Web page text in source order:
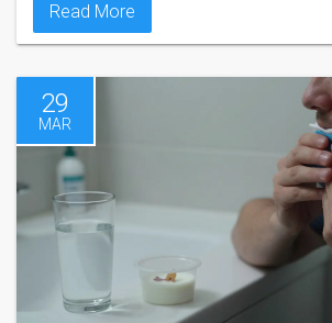
Read More
29
MAR